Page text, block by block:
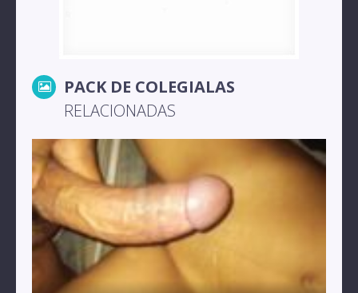
PACK DE COLEGIALAS
RELACIONADAS